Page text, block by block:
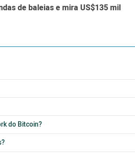
de baleias e mira US$135 mil
do Bitcoin?